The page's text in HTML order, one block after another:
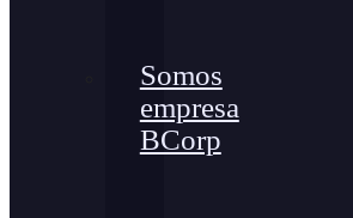
Somos
empresa
BCorp